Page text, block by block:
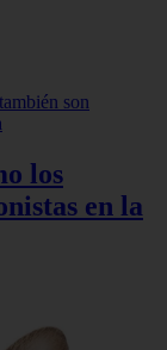
los
en la